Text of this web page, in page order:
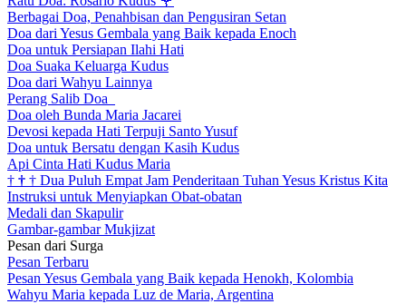
Berbagai Doa, Penahbisan dan Pengusiran Setan
Doa dari Yesus Gembala yang Baik kepada Enoch
Doa untuk Persiapan Ilahi Hati
Doa Suaka Keluarga Kudus
Doa dari Wahyu Lainnya
Perang Salib Doa
Doa oleh Bunda Maria Jacarei
Devosi kepada Hati Terpuji Santo Yusuf
Doa untuk Bersatu dengan Kasih Kudus
Api Cinta Hati Kudus Maria
† † † Dua Puluh Empat Jam Penderitaan Tuhan Yesus Kristus Kita
Instruksi untuk Menyiapkan Obat-obatan
Medali dan Skapulir
Gambar-gambar Mukjizat
Pesan dari Surga
Pesan Terbaru
Pesan Yesus Gembala yang Baik kepada Henokh, Kolombia
Wahyu Maria kepada Luz de Maria, Argentina